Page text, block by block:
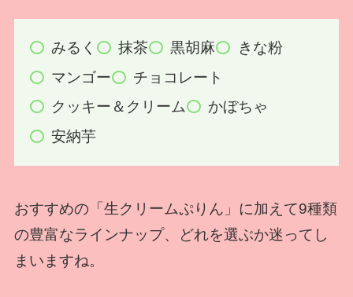
みるく 抹茶 黒胡麻
きな粉
マンゴー
チョコレート
クッキー＆クリーム
かぼちゃ
安納芋
おすすめの「生クリームぷりん」に加えて9種類
の豊富なラインナップ、どれを選ぶか迷ってし
まいますね。